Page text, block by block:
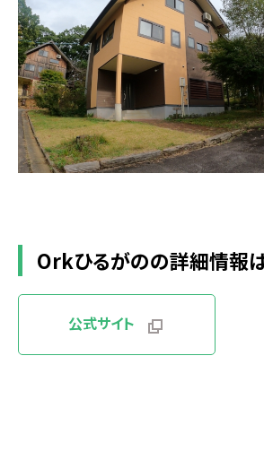
Orkひるがのの詳細情報
公式サイト